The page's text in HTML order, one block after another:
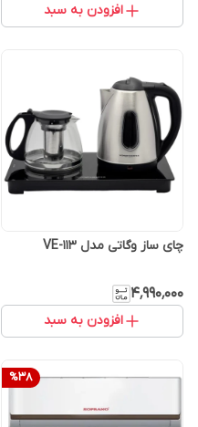
افزودن به سبد
چای ساز وگاتی مدل VE-113
۴٬۹۹۰٬۰۰۰
افزودن به سبد
%38